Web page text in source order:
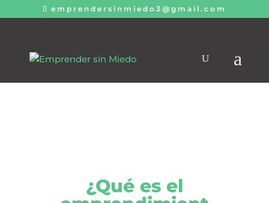
emprendersinmiedo3@gmail.com
¿Qué es el